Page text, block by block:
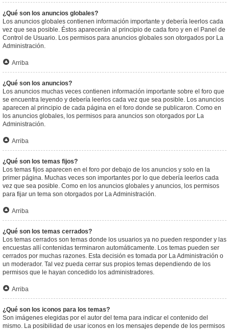
¿Qué son los anuncios globales?
Los anuncios globales contienen información importante y debería leerlos cada
vez que sea posible. Éstos aparecerán al principio de cada foro y en el Panel de
Control de Usuario. Los permisos para anuncios globales son otorgados por La
Administración.
Arriba
¿Qué son los anuncios?
Los anuncios muchas veces contienen información importante sobre el foro que
se encuentra leyendo y debería leerlos cada vez que sea posible. Los anuncios
aparecen al principio de cada página en el foro donde se publicaron. Como en
los anuncios globales, los permisos para anuncios son otorgados por La
Administración.
Arriba
¿Qué son los temas fijos?
Los temas fijos aparecen en el foro por debajo de los anuncios y solo en la
primer página. Muchas veces son importantes por lo que debería leerlos cada
vez que sea posible. Como en los anuncios globales y anuncios, los permisos
para fijar un tema son otorgados por La Administración.
Arriba
¿Qué son los temas cerrados?
Los temas cerrados son temas donde los usuarios ya no pueden responder y las
encuestas allí contenidas terminaron automáticamente. Los temas pueden ser
cerrados por muchas razones. Esta decisión es tomada por La Administración o
un moderador. Tal vez pueda cerrar sus propios temas dependiendo de los
permisos que le hayan concedido los administradores.
Arriba
¿Qué son los iconos para los temas?
Son imágenes elegidas por el autor del tema para indicar el contenido del
mismo. La posibilidad de usar iconos en los mensajes depende de los permisos